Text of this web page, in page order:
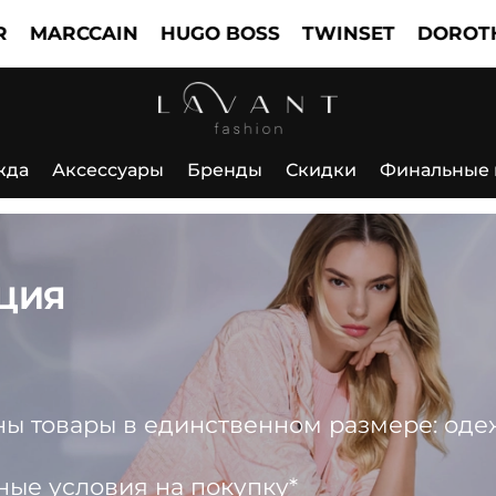
HUGO BOSS TWINSET DOROTHEE
Аксессуары Бренды Скидки Финальные
товары в единственном размере:
условия на покупку*